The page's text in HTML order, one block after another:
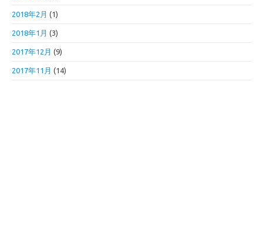
2018年2月 (1)
2018年1月 (3)
2017年12月 (9)
2017年11月 (14)